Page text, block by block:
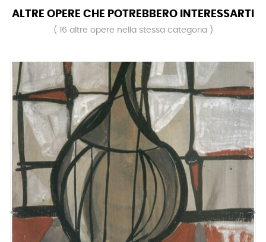
ALTRE OPERE CHE POTREBBERO INTERESSARTI
( 16 altre opere nella stessa categoria )
›